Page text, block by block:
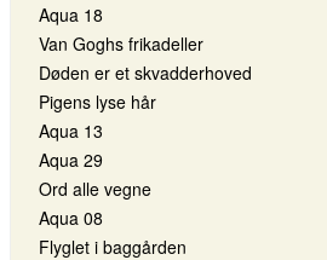
Aqua 18
Van Goghs frikadeller
Døden er et skvadderhoved
Pigens lyse hår
Aqua 13
Aqua 29
Ord alle vegne
Aqua 08
Flyglet i baggården